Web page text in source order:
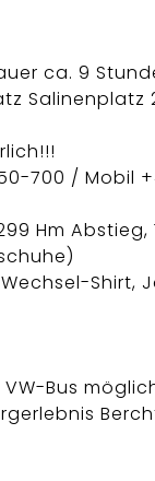
ca. 9
Salinenplatz
/ Mobil +49
Hm Abstieg,
Shirt,
VW-Bus